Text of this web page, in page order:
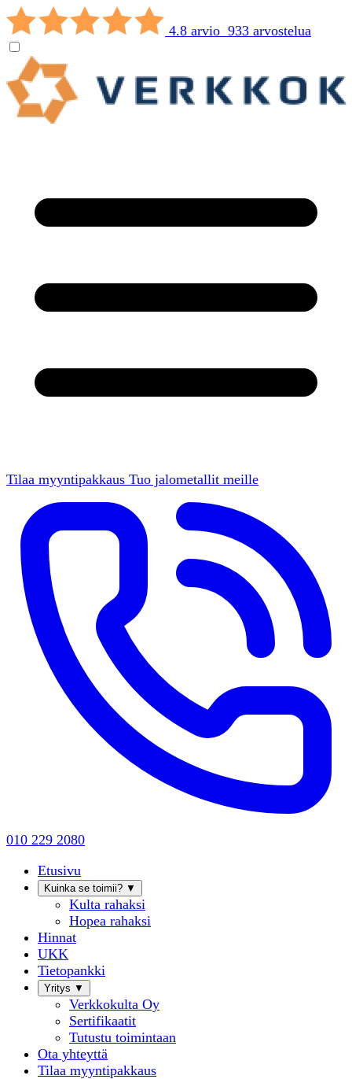
4.8 arvio 933 arvostelua
Tilaa myyntipakkaus Tuo jalometallit meille
010 229 2080
Etusivu
Kuinka se toimii? ▼
Kulta rahaksi
Hopea rahaksi
Hinnat
UKK
Tietopankki
Yritys ▼
Verkkokulta Oy
Sertifikaatit
Tutustu toimintaan
Ota yhteyttä
Tilaa myyntipakkaus